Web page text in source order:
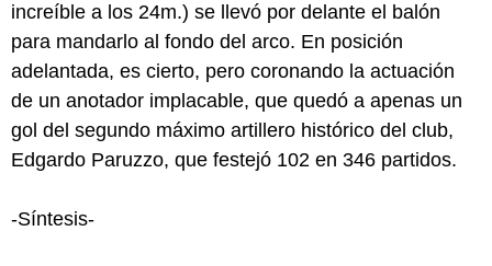
increíble a los 24m.) se llevó por delante el balón
para mandarlo al fondo del arco. En posición
adelantada, es cierto, pero coronando la actuación
de un anotador implacable, que quedó a apenas un
gol del segundo máximo artillero histórico del club,
Edgardo Paruzzo, que festejó 102 en 346 partidos.
-Síntesis-